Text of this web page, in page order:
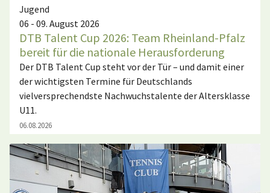
Jugend
06 - 09. August 2026
DTB Talent Cup 2026: Team Rheinland-Pfalz
bereit für die nationale Herausforderung
Der DTB Talent Cup steht vor der Tür – und damit einer
der wichtigsten Termine für Deutschlands
vielversprechendste Nachwuchstalente der Altersklasse
U11.
06.08.2026